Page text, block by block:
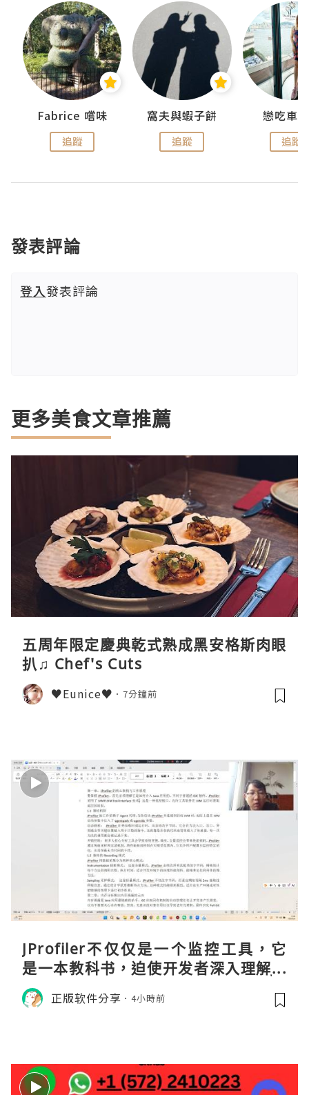
Fabrice 嚐味
追蹤
窩夫與蝦子餅
追蹤
戀吃車
追蹤
發表評論
登入發表評論
更多美食文章推薦
五周年限定慶典乾式熟成黑安格斯肉眼
扒♫ Chef's Cuts
♥Eunice♥ 7分鐘前
JProfiler不仅仅是一个监控工具，它
是一本教科书，迫使开发者深入理解JV
M的内存模型、垃圾回收机制和并发原
理。通过直观的可视化数据，它将抽象
正版软件分享 4小時前